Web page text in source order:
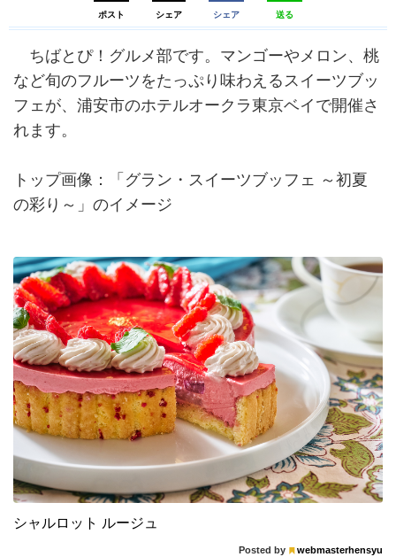
ポスト シェア シェア 送る
ちばとぴ！グルメ部です。マンゴーやメロン、桃
など旬のフルーツをたっぷり味わえるスイーツブッ
フェが、浦安市のホテルオークラ東京ベイで開催さ
れます。
トップ画像：「グラン・スイーツブッフェ ～初夏
の彩り～」のイメージ
シャルロット ルージュ
Posted by webmasterhensyu